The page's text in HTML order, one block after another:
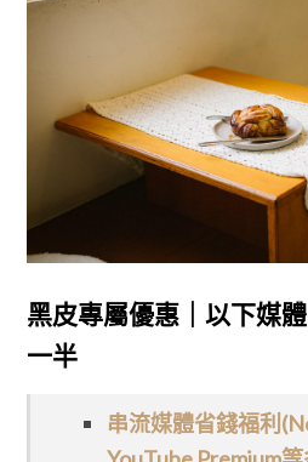
黑皮專屬優惠｜以下媒
一半
串流媒體省錢福利